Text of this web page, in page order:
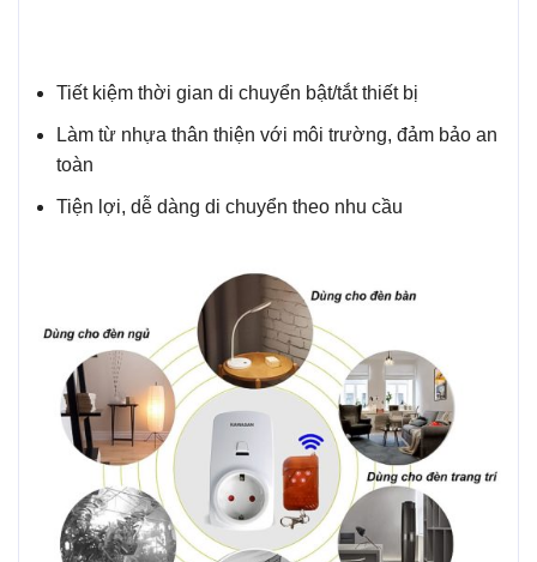
Tiết kiệm thời gian di chuyển bật/tắt thiết bị
Làm từ nhựa thân thiện với môi trường, đảm bảo an
toàn
Tiện lợi, dễ dàng di chuyển theo nhu cầu